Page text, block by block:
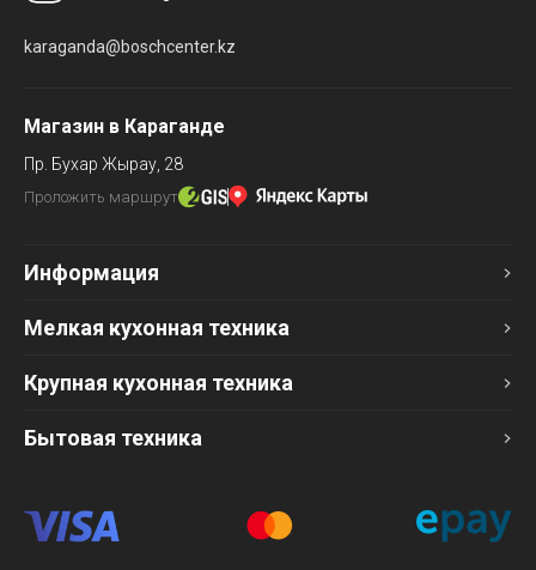
karaganda@boschcenter.kz
Магазин в Караганде
Пр. Бухар Жырау, 28
Проложить маршрут
Информация
Мелкая кухонная техника
Крупная кухонная техника
Бытовая техника